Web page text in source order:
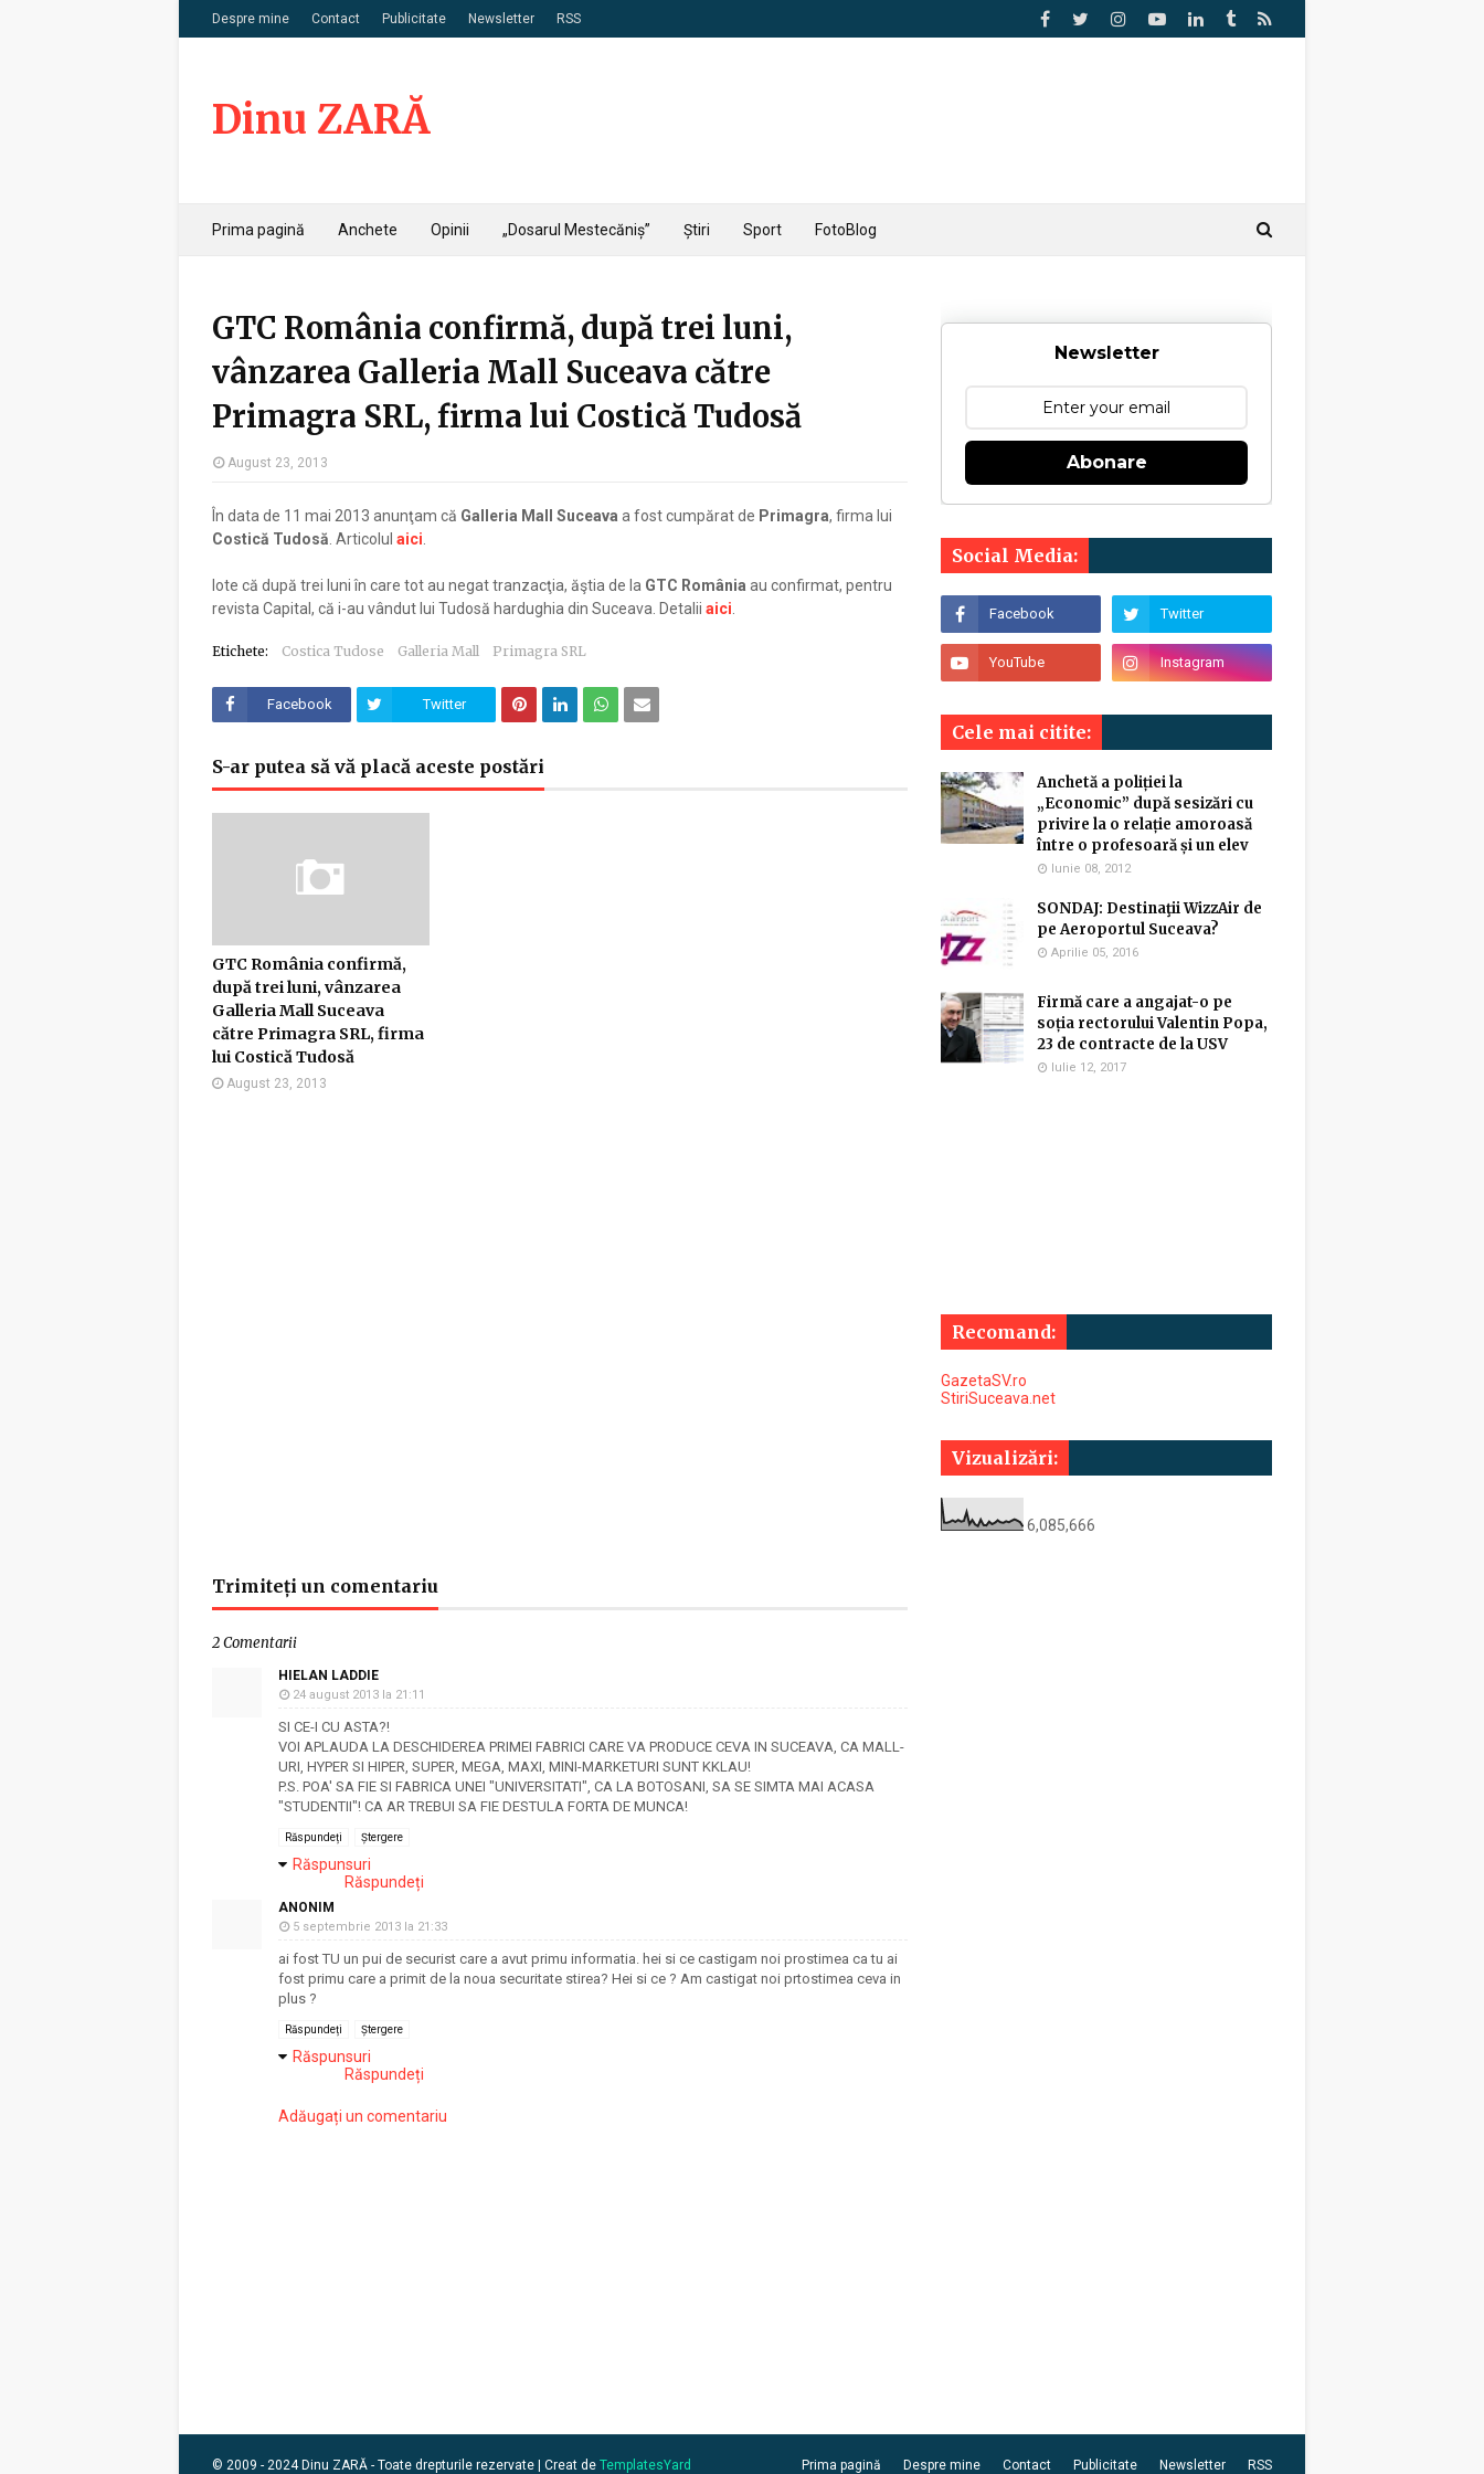
Despre mine Contact Publicitate Newsletter RSS
Dinu ZARĂ
Prima pagină Anchete Opinii „Dosarul Mestecăniș” Știri Sport FotoBlog
GTC România confirmă, după trei luni,
vânzarea Galleria Mall Suceava către
Primagra SRL, firma lui Costică Tudosă
August 23, 2013
În data de 11 mai 2013 anunţam că Galleria Mall Suceava a fost cumpărat de Primagra, firma lui
Costică Tudosă . Articolul aici
Iote că după trei luni în care tot au negat tranzacţia, ăştia de la GTC România au confirmat, pentru
revista Capital, că i-au vândut lui Tudosă hardughia din Suceava. Detalii aici
Etichete: Costica Tudose Galleria Mall Primagra SRL
Facebook Twitter
S-ar putea să vă placă aceste postări
GTC România confirmă,
după trei luni, vânzarea
Galleria Mall Suceava
către Primagra SRL, firma
lui Costică Tudosă
August 23, 2013
Trimiteți un comentariu
2 Comentarii
HIELAN LADDIE
24 august 2013 la 21:11
SI CE-I CU ASTA?!
VOI APLAUDA LA DESCHIDEREA PRIMEI FABRICI CARE VA PRODUCE CEVA IN SUCEAVA, CA MALL-
URI, HYPER SI HIPER, SUPER, MEGA, MAXI, MINI-MARKETURI SUNT KKLAU!
P.S. POA' SA FIE SI FABRICA UNEI "UNIVERSITATI", CA LA BOTOSANI, SA SE SIMTA MAI ACASA
"STUDENTII"! CA AR TREBUI SA FIE DESTULA FORTA DE MUNCA!
Răspundeți Ștergere
Răspunsuri
Răspundeți
ANONIM
5 septembrie 2013 la 21:33
ai fost TU un pui de securist care a avut primu informatia. hei si ce castigam noi prostimea ca tu ai
fost primu care a primit de la noua securitate stirea? Hei si ce ? Am castigat noi prtostimea ceva in
plus ?
Răspundeți Ștergere
Răspunsuri
Răspundeți
Adăugați un comentariu
Newsletter
Abonare
Social Media:
Cele mai citite:
Anchetă a poliției la
„Economic” după sesizări cu
privire la o relație amoroasă
între o profesoară și un elev
Iunie 08, 2012
SONDAJ: Destinaţii WizzAir de
pe Aeroportul Suceava?
Aprilie 05, 2016
Firmă care a angajat-o pe
soția rectorului Valentin Popa,
23 de contracte de la USV
Iulie 12, 2017
Recomand:
GazetaSV.ro
StiriSuceava.net
Vizualizări:
6,085,666
Prima pagină Despre mine Contact Publicitate Newsletter RSS
© 2009 - 2024 Dinu ZARĂ - Toate drepturile rezervate | Creat de TemplatesYard